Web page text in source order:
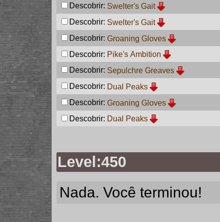
Descobrir: Swelter's Gait
Descobrir: Swelter's Gait
Descobrir: Groaning Gloves
Descobrir: Pike's Ambition
Descobrir: Sepulchre Greaves
Descobrir: Dual Peaks
Descobrir: Groaning Gloves
Descobrir: Dual Peaks
Level:450
Nada. Você terminou!